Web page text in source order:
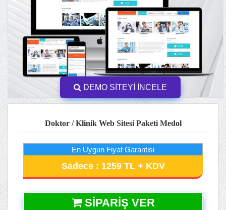
DEMO SİTEYİ İNCELE
Doktor / Klinik Web Sitesi Paketi Medol
En Uygun Fiyat Garantisi
Sadece : 1259 TL + KDV
SIPARIŞ VER